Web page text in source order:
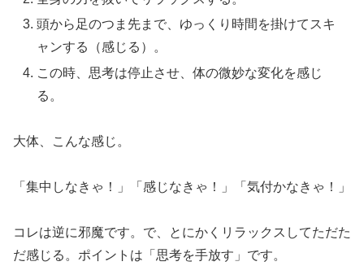
頭から足のつま先まで、ゆっくり時間を掛けてスキ
ャンする（感じる）。
この時、思考は停止させ、体の微妙な変化を感じ
る。
大体、こんな感じ。
「集中しなきゃ！」「感じなきゃ！」「気付かなきゃ！」
コレは逆に邪魔です。で、とにかくリラックスしてただた
だ感じる。ポイントは「思考を手放す」です。